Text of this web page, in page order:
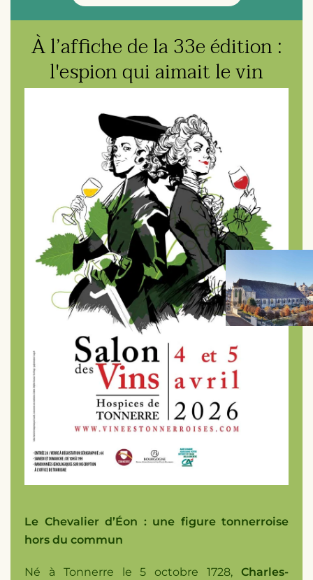
À l’affiche de la 33e édition :
l'espion qui aimait le vin
Le Chevalier d’Éon : une figure tonnerroise
hors du commun
Né à Tonnerre le 5 octobre 1728, Charles-